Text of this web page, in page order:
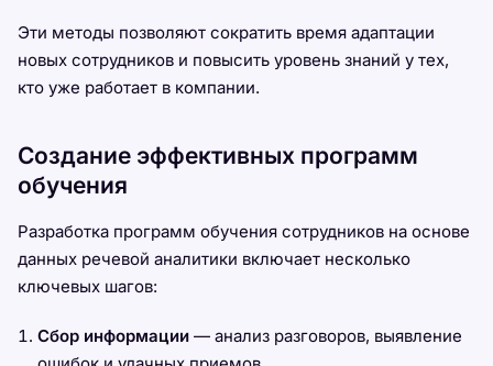
Эти методы позволяют сократить время адаптации
новых сотрудников и повысить уровень знаний у тех,
кто уже работает в компании.
Создание эффективных программ
обучения
Разработка программ обучения сотрудников на основе
данных речевой аналитики включает несколько
ключевых шагов:
Сбор информации — анализ разговоров, выявление